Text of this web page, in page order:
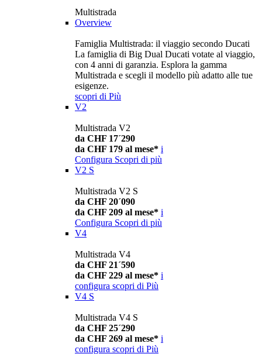
Multistrada
Overview
Famiglia Multistrada: il viaggio secondo Ducati
La famiglia di Big Dual Ducati votate al viaggio,
con 4 anni di garanzia. Esplora la gamma
Multistrada e scegli il modello più adatto alle tue
esigenze.
scopri di Più
V2
Multistrada V2
da CHF 17´290
da CHF 179 al mese* i
Configura Scopri di più
V2 S
Multistrada V2 S
da CHF 20´090
da CHF 209 al mese* i
Configura Scopri di più
V4
Multistrada V4
da CHF 21´590
da CHF 229 al mese* i
configura scopri di Più
V4 S
Multistrada V4 S
da CHF 25´290
da CHF 269 al mese* i
configura scopri di Più